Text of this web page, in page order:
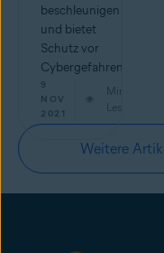
beschleunigen
und bietet
Schutz vor
Cybergefahren.
9
NOV
2021
Min.
Lesestoff
Weitere